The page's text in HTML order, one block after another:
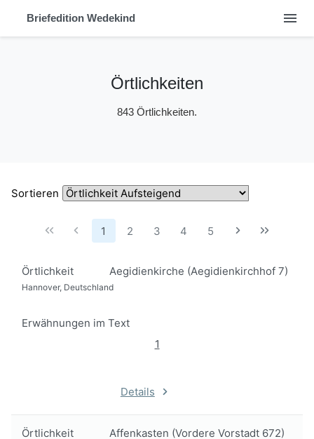
Briefedition Wedekind menu
Örtlichkeiten
843 Örtlichkeiten.
Sortieren
1 2 3 4 5
Örtlichkeit Aegidienkirche (Aegidienkirchhof 7)
Hannover, Deutschland
Erwähnungen im Text
1
Details
Örtlichkeit Affenkasten (Vordere Vorstadt 672)